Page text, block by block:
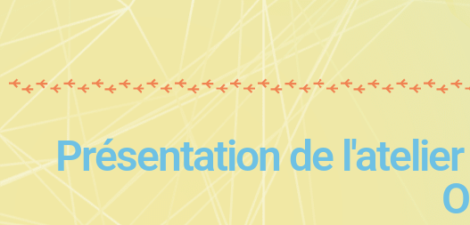
Présentation de